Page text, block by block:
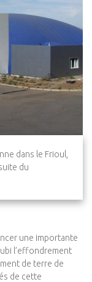
dans le Frioul,
du
une importante
l’effondrement
de terre de
de cette